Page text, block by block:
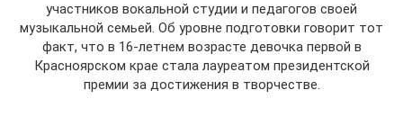
участников вокальной студии и педагогов своей
музыкальной семьей. Об уровне подготовки говорит тот
факт, что в 16-летнем возрасте девочка первой в
Красноярском крае стала лауреатом президентской
премии за достижения в творчестве.